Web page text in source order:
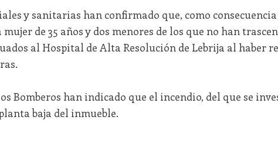
y sanitarias han confirmado que, como
mujer de 35 años y dos menores de los que no han
al Hospital de Alta Resolución de Lebrija al haber
Bomberos han indicado que el incendio, del que se
baja del inmueble.